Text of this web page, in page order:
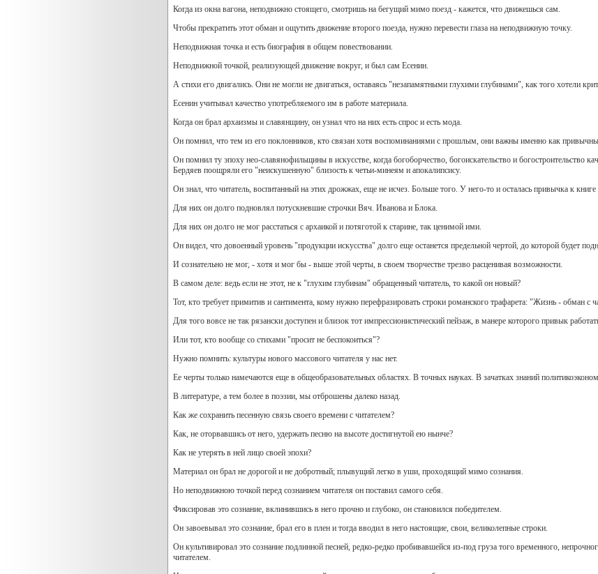
Когда из окна вагона, неподвижно стоящего, смотришь на бегущий мимо поезд - кажется, что движешься сам.
Чтобы прекратить этот обман и ощутить движение второго поезда, нужно перевести глаза на неподвижную точку.
Неподвижная точка и есть биография в общем повествовании.
Неподвижной точкой, реализующей движение вокруг, и был сам Есенин.
А стихи его двигались. Они не могли не двигаться, оставаясь "незапамятными глухими глубинами", как того хотели
Есенин учитывал качество употребляемого им в работе материала.
Когда он брал архаизмы и славянщину, он узнал что на них есть спрос и есть мода.
Он помнил, что тем из его поклонников, кто связан хотя воспоминаниями с прошлым, они важны именно как
Он помнил ту эпоху нео-славянофильщины в искусстве, когда богоборчество, богоискательство и
Бердяев поощряли его "неискушенную" близость к четьи-минеям и апокалипсису.
Он знал, что читатель, воспитанный на этих дрожжах, еще не исчез. Больше того. У него-то и осталась привычка к книге
Для них он долго подновлял потускневшие строчки Вяч. Иванова и Блока.
Для них он долго не мог расстаться с архаикой и потяготой к старине, так ценимой ими.
Он видел, что довоенный уровень "продукции искусства" долго еще останется предельной чертой, до которой будет
И сознательно не мог, - хотя и мог бы - выше этой черты, в своем творчестве трезво расценивая возможности.
В самом деле: ведь если не этот, не к "глухим глубинам" обращенный читатель, то какой он новый?
Тот, кто требует примитив и сантимента, кому нужно перефразировать строки романского трафарета: "Жизнь - обман с
Для того вовсе не так рязански доступен и близок тот импрессионистический пейзаж, в манере которого привык
Или тот, кто вообще со стихами "просит не беспокоиться"?
Нужно помнить: культуры нового массового читателя у нас нет.
Ее черты только намечаются еще в общеобразовательных областях. В точных науках. В зачатках знаний
В литературе, а тем более в поэзии, мы отброшены далеко назад.
Как же сохранить песенную связь своего времени с читателем?
Как, не оторвавшись от него, удержать песню на высоте достигнутой ею нынче?
Как не утерять в ней лицо своей эпохи?
Материал он брал не дорогой и не добротный; плывущий легко в уши, проходящий мимо сознания.
Но неподвижною точкой перед сознанием читателя он поставил самого себя.
Фиксировав это сознание, вклинившись в него прочно и глубоко, он становился победителем.
Он завоевывал это сознание, брал его в плен и тогда вводил в него настоящие, свои, великолепные строки.
Он культивировал это сознание подлинной песней, редко-редко пробивавшейся из-под груза того временного,
читателем.